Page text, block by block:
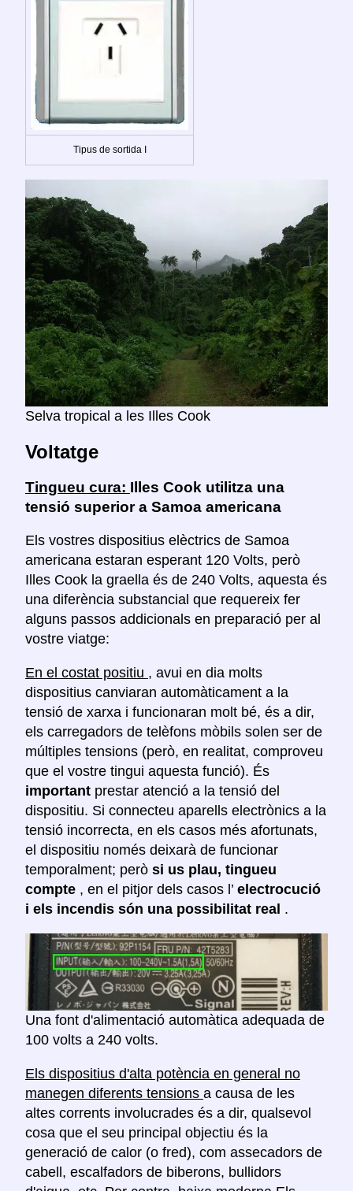
Tipus de sortida I
Selva tropical a les Illes Cook
Voltatge
Tingueu cura: Illes Cook utilitza una
tensió superior a Samoa americana
Els vostres dispositius elèctrics de Samoa
americana estaran esperant 120 Volts, però
Illes Cook la graella és de 240 Volts, aquesta és
una diferència substancial que requereix fer
alguns passos addicionals en preparació per al
vostre viatge:
En el costat positiu , avui en dia molts
dispositius canviaran automàticament a la
tensió de xarxa i funcionaran molt bé, és a dir,
els carregadors de telèfons mòbils solen ser de
múltiples tensions (però, en realitat, comproveu
que el vostre tingui aquesta funció). És
important prestar atenció a la tensió del
dispositiu. Si connecteu aparells electrònics a la
tensió incorrecta, en els casos més afortunats,
el dispositiu només deixarà de funcionar
temporalment; però si us plau, tingueu
compte , en el pitjor dels casos l’ electrocució
i els incendis són una possibilitat real .
Una font d'alimentació automàtica adequada de
100 volts a 240 volts.
Els dispositius d'alta potència en general no
manegen diferents tensions a causa de les
altes corrents involucrades és a dir, qualsevol
cosa que el seu principal objectiu és la
generació de calor (o fred), com assecadors de
cabell, escalfadors de biberons, bullidors